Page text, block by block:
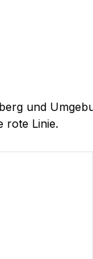
und
rote Linie.